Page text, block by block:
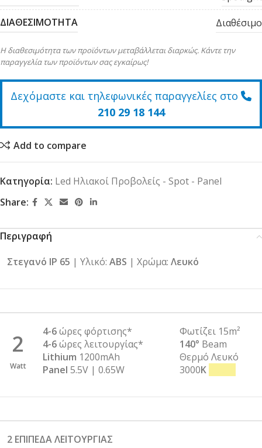
ΔΙΑΘΕΣΙΜΟΤΗΤΑ Διαθέσιμο
Η διαθεσιμότητα των προϊόντων μεταβάλλεται διαρκώς. Κάντε την
παραγγελία των προϊόντων σας εγκαίρως!
Δεχόμαστε και τηλεφωνικές παραγγελίες στο
210 29 18 144
Add to compare
Κατηγορία: Led Ηλιακοί Προβολείς - Spot - Panel
Share:
Περιγραφή
Στεγανό IP 65 | Υλικό: ABS | Χρώμα: Λευκό
2
Watt
4-6ώρες φόρτισης*
4-6ώρες λειτουργίας*
Lithium 1200mAh
Panel 5.5V | 0.65W
Φωτίζει 15m²
140° Beam
Θερμό Λευκό
3000K
2 ΕΠΙΠΕΔΑ ΛΕΙΤΟΥΡΓΙΑΣ